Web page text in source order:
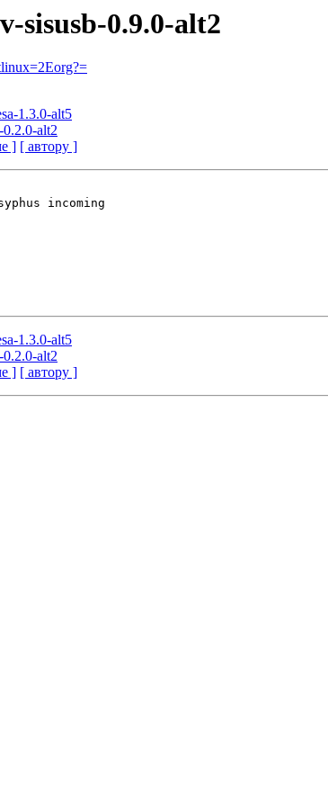
sisusb-0.9.0-alt2
1.3.0-alt5
alt2
] [ автору ]
incoming
1.3.0-alt5
alt2
] [ автору ]